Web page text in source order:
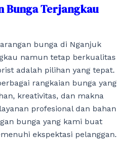
Bunga Terjangkau
bunga di Nganjuk
namun tetap berkualitas
adalah pilihan yang tepat.
rangkaian bunga yang
kreativitas, dan makna
profesional dan bahan
bunga yang kami buat
ekspektasi pelanggan.